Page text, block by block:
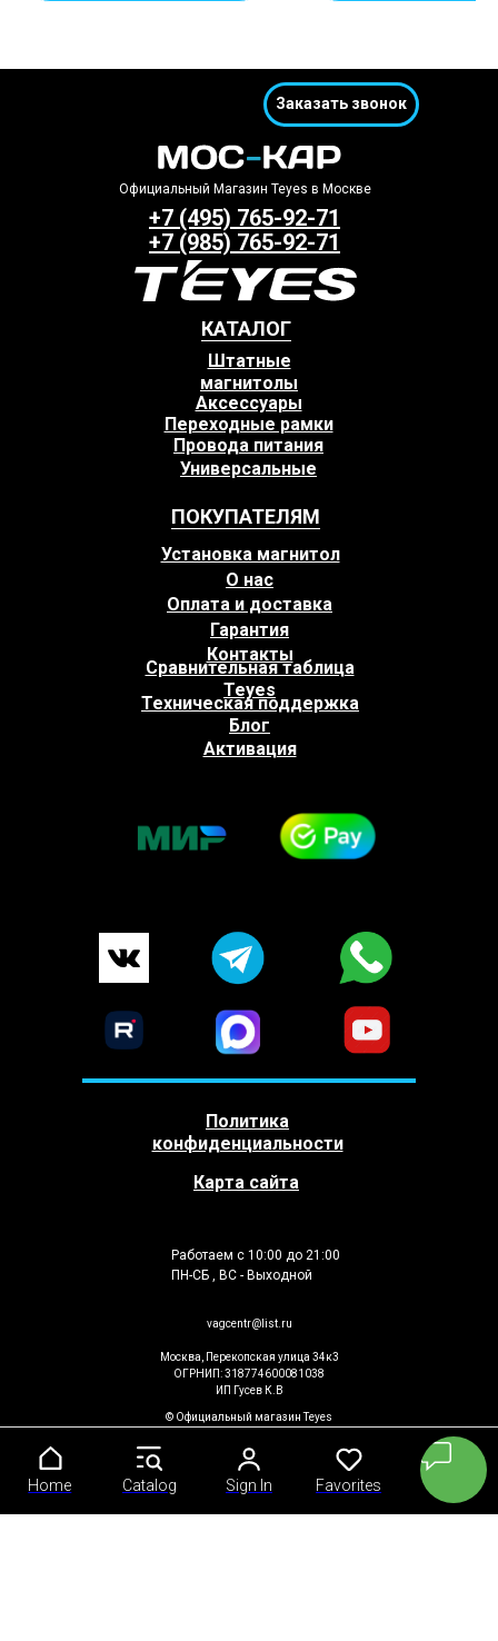
Home Catalog Sign In Favorites
Home Catalog Sign In Favorites
ПОКУПАТЕЛЯМ
КАТАЛОГ
+7 (495) 765-92-71
+7 (985) 765-92-71
Москва, Перекопская улица 34к3
ОГРНИП: 318774600081038
ИП Гусев К.В
vagcentr@list.ru
© Официальный магазин Teyes
Аксессуары
Провода питания
Штатные
магнитолы
Переходные рамки
Работаем с 10:00 до 21:00
ПН-СБ , ВС - Выходной
Заказать звонок
Официальный Магазин Teyes в Москве
Политика
конфиденциальности
Карта сайта
Универсальные
Установка магнитол
Контакты
Сравнительная таблица
Teyes
Блог
Техническая поддержка
Активация
Оплата и доставка
О нас
Гарантия